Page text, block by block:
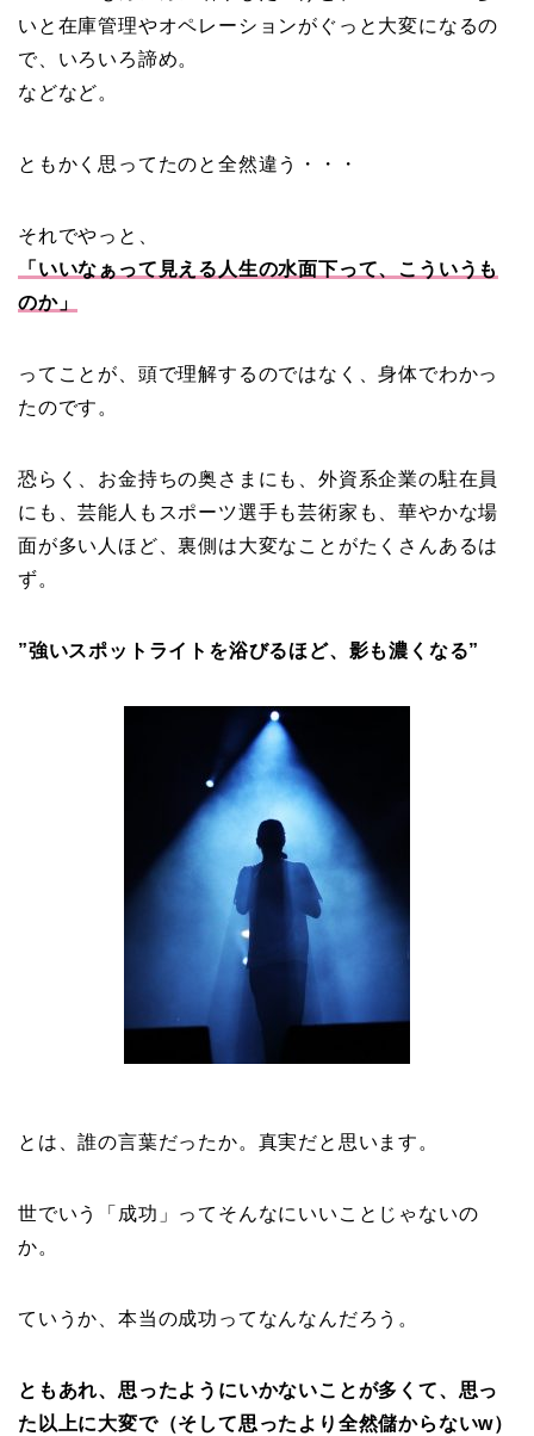
いと在庫管理やオペレーションがぐっと大変になるの
で、いろいろ諦め。
などなど。
ともかく思ってたのと全然違う・・・
それでやっと、
「いいなぁって見える人生の水面下って、こういうも
のか」
ってことが、頭で理解するのではなく、身体でわかっ
たのです。
恐らく、お金持ちの奥さまにも、外資系企業の駐在員
にも、芸能人もスポーツ選手も芸術家も、華やかな場
面が多い人ほど、裏側は大変なことがたくさんあるは
ず。
”強いスポットライトを浴びるほど、影も濃くなる”
とは、誰の言葉だったか。真実だと思います。
世でいう「成功」ってそんなにいいことじゃないの
か。
ていうか、本当の成功ってなんなんだろう。
ともあれ、思ったようにいかないことが多くて、思っ
た以上に大変で（そして思ったより全然儲からないw）